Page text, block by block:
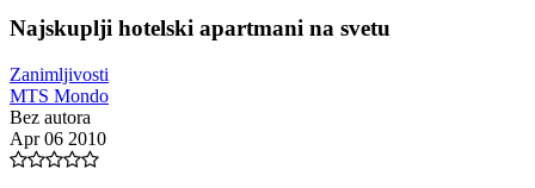
Najskuplji hotelski apartmani na svetu
Zanimljivosti
MTS Mondo
Bez autora
Apr 06 2010